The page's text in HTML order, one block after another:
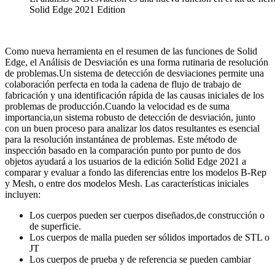
Solid Edge 2021 Edition
Como nueva herramienta en el resumen de las funciones de Solid
Edge, el Análisis de Desviación es una forma rutinaria de resolución
de problemas.Un sistema de detección de desviaciones permite una
colaboración perfecta en toda la cadena de flujo de trabajo de
fabricación y una identificación rápida de las causas iniciales de los
problemas de producción.Cuando la velocidad es de suma
importancia,un sistema robusto de detección de desviación, junto
con un buen proceso para analizar los datos resultantes es esencial
para la resolución instantánea de problemas. Este método de
inspección basado en la comparación punto por punto de dos
objetos ayudará a los usuarios de la edición Solid Edge 2021 a
comparar y evaluar a fondo las diferencias entre los modelos B-Rep
y Mesh, o entre dos modelos Mesh. Las características iniciales
incluyen:
Los cuerpos pueden ser cuerpos diseñados,de construcción o
de superficie.
Los cuerpos de malla pueden ser sólidos importados de STL o
JT
Los cuerpos de prueba y de referencia se pueden cambiar